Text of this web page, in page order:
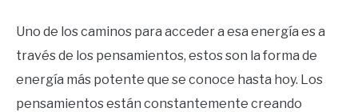
Uno de los caminos para acceder a esa energía es a
través de los pensamientos, estos son la forma de
energía más potente que se conoce hasta hoy. Los
pensamientos están constantemente creando